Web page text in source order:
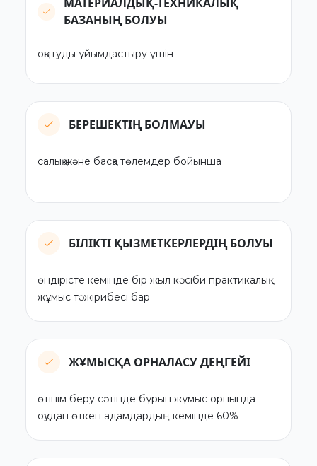
БАЗАНЫҢ БОЛУЫ
оқытуды ұйымдастыру үшін
БЕРЕШЕКТІҢ БОЛМАУЫ
салық және басқа төлемдер бойынша
БІЛІКТІ ҚЫЗМЕТКЕРЛЕРДІҢ БОЛУЫ
өндірісте кемінде бір жыл кәсіби практикалық
жұмыс тәжірибесі бар
ЖҰМЫСҚА ОРНАЛАСУ ДЕҢГЕЙІ
өтінім беру сәтінде бұрын жұмыс орнында
оқудан өткен адамдардың кемінде 60%